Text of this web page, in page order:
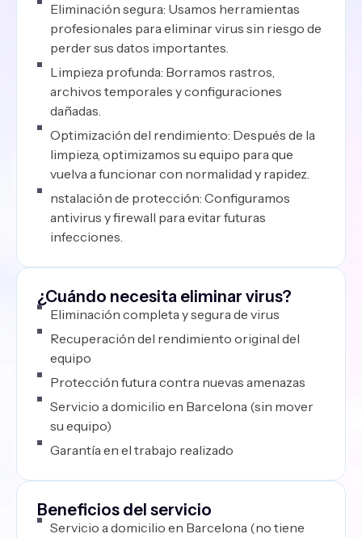
Eliminación segura: Usamos herramientas
profesionales para eliminar virus sin riesgo de
perder sus datos importantes.
Limpieza profunda: Borramos rastros,
archivos temporales y configuraciones
dañadas.
Optimización del rendimiento: Después de la
limpieza, optimizamos su equipo para que
vuelva a funcionar con normalidad y rapidez.
nstalación de protección: Configuramos
antivirus y firewall para evitar futuras
infecciones.
¿Cuándo necesita eliminar virus?
Eliminación completa y segura de virus
Recuperación del rendimiento original del
equipo
Protección futura contra nuevas amenazas
Servicio a domicilio en Barcelona (sin mover
su equipo)
Garantía en el trabajo realizado
Beneficios del servicio
Servicio a domicilio en Barcelona (no tiene